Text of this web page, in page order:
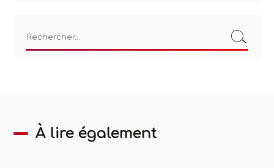
Rechercher :
À lire également